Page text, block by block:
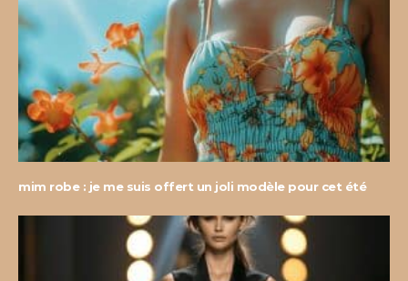
mim robe : je me suis offert un joli modèle pour cet été